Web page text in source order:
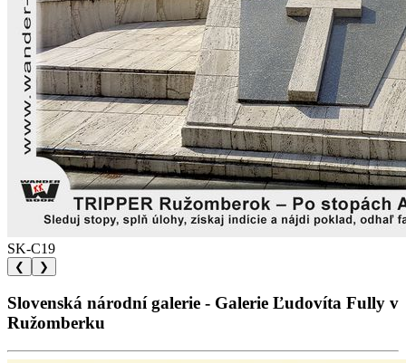
SK-C19
❮ ❯
Slovenská národní galerie - Galerie Ľudovíta Fully v
Ružomberku